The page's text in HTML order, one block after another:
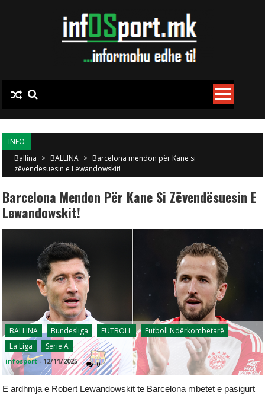
INFO
Ballina > BALLINA > Barcelona mendon për Kane si
zëvendësuesin e Lewandowskit!
Barcelona Mendon Për Kane Si Zëvendësuesin E
Lewandowskit!
BALLINA Bundesliga FUTBOLL
Futboll Ndërkombëtarë
La Liga
Serie A
infosport - 12/11/2025 0
E ardhmja e Robert Lewandowskit te Barcelona mbetet e pasigurt